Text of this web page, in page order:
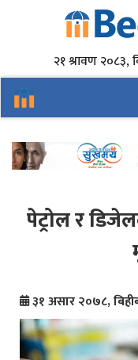
२१ श्रावण २०८३,
पेट्रोल र
३१ असार २०७८,